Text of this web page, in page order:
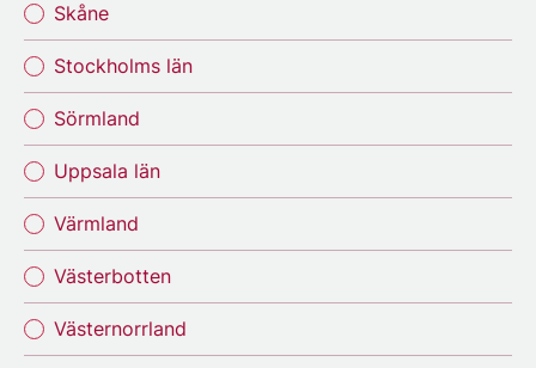
Skåne
Stockholms län
Sörmland
Uppsala län
Värmland
Västerbotten
Västernorrland